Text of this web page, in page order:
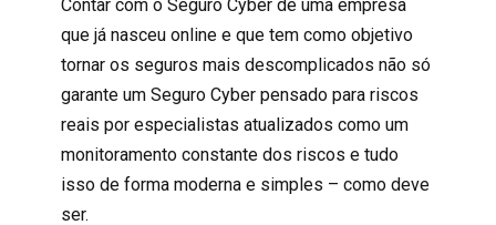
Contar com o Seguro Cyber de uma empresa
que já nasceu online e que tem como objetivo
tornar os seguros mais descomplicados não só
garante um Seguro Cyber pensado para riscos
reais por especialistas atualizados como um
monitoramento constante dos riscos e tudo
isso de forma moderna e simples – como deve
ser.